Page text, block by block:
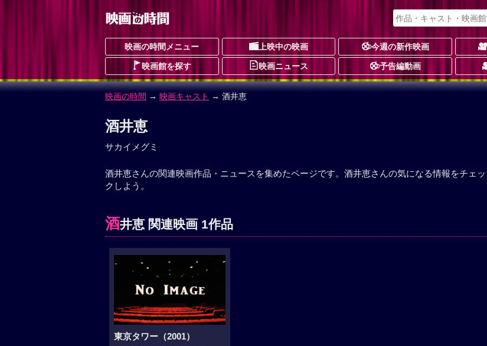
映画の時間メニュー 上映中の映画 今週の新作映画
映画館を探す 映画ニュース 予告編動画
映画の時間 → 映画キャスト → 酒井恵
酒井恵
サカイメグミ
酒井恵さんの関連映画作品・ニュースを集めたページです。酒井恵さんの気になる情報をチェッ
クしよう。
酒井恵 関連映画 1作品
東京タワー（2001）